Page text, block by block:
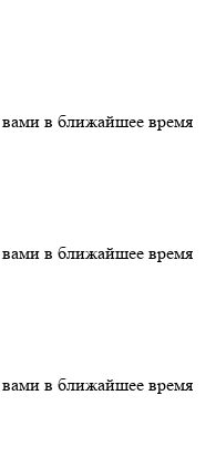
в ближайшее время
в ближайшее время
в ближайшее время